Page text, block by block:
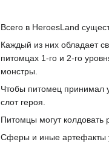
Всего в HeroesLand
Каждый из них обладает
питомцах 1-го и 2-го
монстры.
Чтобы питомец принимал
слот героя.
Питомцы могут колдовать
Сферы и иные артефакты